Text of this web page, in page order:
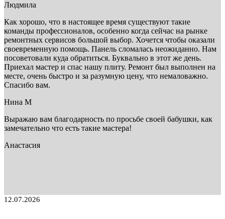
Людмила
Как хорошо, что в настоящее время существуют такие
команды профессионалов, особенно когда сейчас на рынке
ремонтных сервисов большой выбор. Хочется чтобы оказали
своевременную помощь. Панель сломалась неожиданно. Нам
посоветовали куда обратиться. Буквально в этот же день.
Приехал мастер и спас нашу плиту. Ремонт был выполнен на
месте, очень быстро и за разумную цену, что немаловажно.
Спасибо вам.
Нина М
Выражаю вам благодарность по просьбе своей бабушки, как
замечательно что есть такие мастера!
Анастасия
12.07.2026